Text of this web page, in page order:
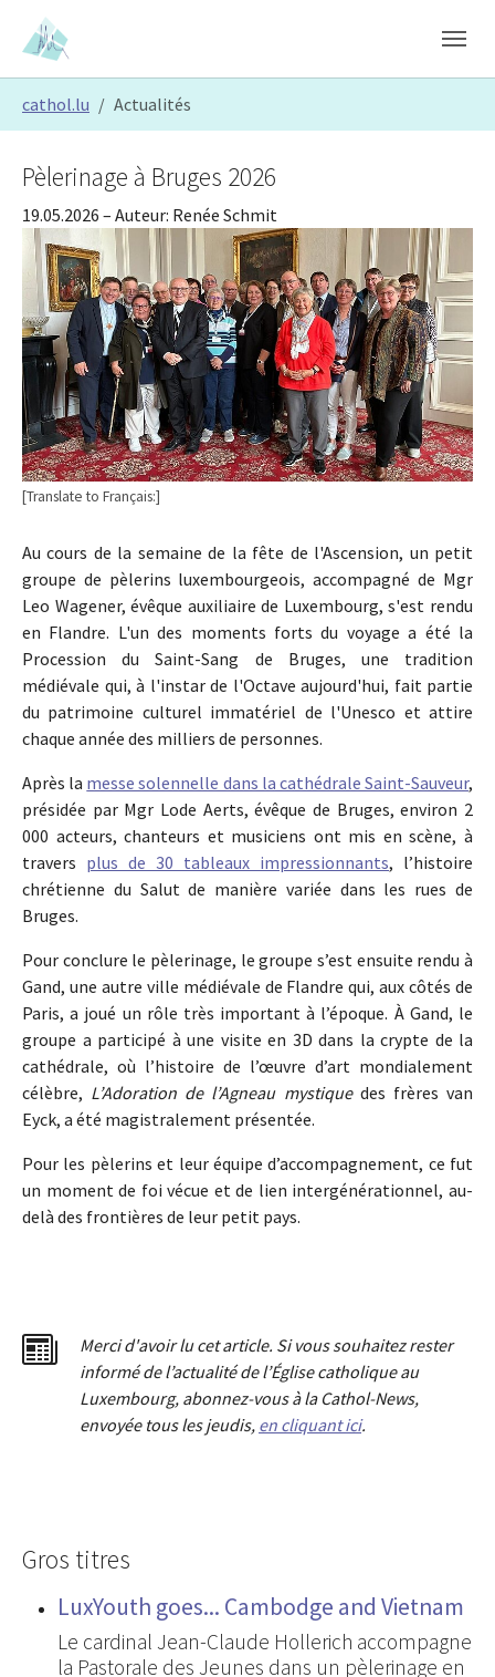
Skip to main content
Skip to page footer
cathol.lu Actualités
[Translate to Français:]
Pèlerinage à Bruges 2026
19.05.2026 – Auteur: Renée Schmit
Au cours de la semaine de la fête de l'Ascension, un petit
groupe de pèlerins luxembourgeois, accompagné de Mgr
Leo Wagener, évêque auxiliaire de Luxembourg, s'est rendu
en Flandre. L'un des moments forts du voyage a été la
Procession du Saint-Sang de Bruges, une tradition
médiévale qui, à l'instar de l'Octave aujourd'hui, fait partie
du patrimoine culturel immatériel de l'Unesco et attire
chaque année des milliers de personnes.
Après la messe solennelle dans la cathédrale Saint-Sauveur,
présidée par Mgr Lode Aerts, évêque de Bruges, environ 2
000 acteurs, chanteurs et musiciens ont mis en scène, à
travers plus de 30 tableaux impressionnants, l’histoire
chrétienne du Salut de manière variée dans les rues de
Bruges.
Pour conclure le pèlerinage, le groupe s’est ensuite rendu à
Gand, une autre ville médiévale de Flandre qui, aux côtés de
Paris, a joué un rôle très important à l’époque. À Gand, le
groupe a participé à une visite en 3D dans la crypte de la
cathédrale, où l’histoire de l’œuvre d’art mondialement
célèbre, L’Adoration de l’Agneau mystiquedes frères van
Eyck, a été magistralement présentée.
Pour les pèlerins et leur équipe d’accompagnement, ce fut
un moment de foi vécue et de lien intergénérationnel, au-
delà des frontières de leur petit pays.
Merci d'avoir lu cet article. Si vous souhaitez rester
informé de l’actualité de l’Église catholique au
Luxembourg, abonnez-vous à la Cathol-News,
envoyée tous les jeudis, en cliquant ici.
Gros titres
LuxYouth goes... Cambodge and Vietnam
Le cardinal Jean-Claude Hollerich accompagne
la Pastorale des Jeunes dans un pèlerinage en